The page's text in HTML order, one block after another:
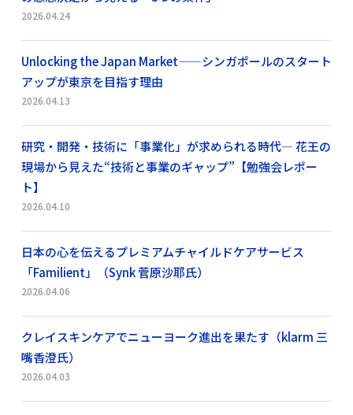
2026.04.24
Unlocking the Japan Market——シンガポールのスタート
アップが東京を目指す理由
2026.04.13
研究・開発・技術に「事業化」が求められる時代― 花王の
現場から見えた“技術と事業のギャップ”【勉強会レポー
ト】
2026.04.10
日本の心を伝えるプレミアムチャイルドケアサービス
「Familient」（Synk 菅原沙耶氏）
2026.04.06
クレイスキンケアでニューヨーク進出を果たす（klarm 三
嘴香澄氏）
2026.04.03